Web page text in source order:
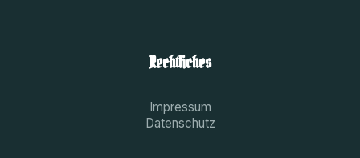
Rechtliches
Impressum
Datenschutz